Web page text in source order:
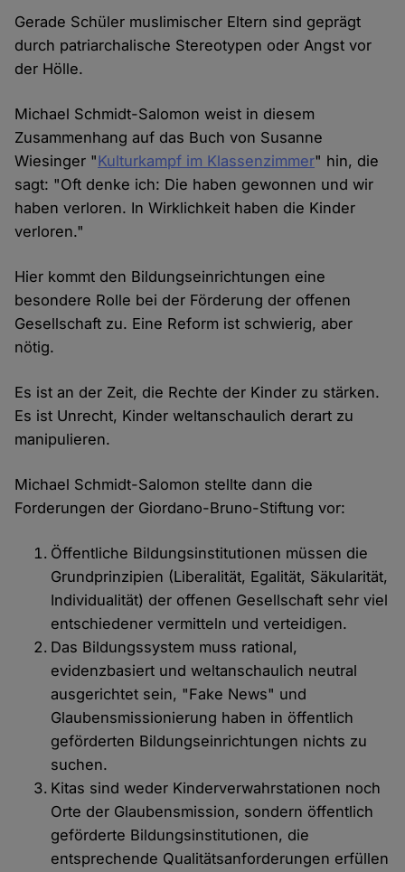
Gerade Schüler muslimischer Eltern sind geprägt
durch patriarchalische Stereotypen oder Angst vor
der Hölle.
Michael Schmidt-Salomon weist in diesem
Zusammenhang auf das Buch von Susanne
Wiesinger "Kulturkampf im Klassenzimmer" hin, die
sagt: "Oft denke ich: Die haben gewonnen und wir
haben verloren. In Wirklichkeit haben die Kinder
verloren."
Hier kommt den Bildungseinrichtungen eine
besondere Rolle bei der Förderung der offenen
Gesellschaft zu. Eine Reform ist schwierig, aber
nötig.
Es ist an der Zeit, die Rechte der Kinder zu stärken.
Es ist Unrecht, Kinder weltanschaulich derart zu
manipulieren.
Michael Schmidt-Salomon stellte dann die
Forderungen der Giordano-Bruno-Stiftung vor:
Öffentliche Bildungsinstitutionen müssen die
Grundprinzipien (Liberalität, Egalität, Säkularität,
Individualität) der offenen Gesellschaft sehr viel
entschiedener vermitteln und verteidigen.
Das Bildungssystem muss rational,
evidenzbasiert und weltanschaulich neutral
ausgerichtet sein, "Fake News" und
Glaubensmissionierung haben in öffentlich
geförderten Bildungseinrichtungen nichts zu
suchen.
Kitas sind weder Kinderverwahrstationen noch
Orte der Glaubensmission, sondern öffentlich
geförderte Bildungsinstitutionen, die
entsprechende Qualitätsanforderungen erfüllen